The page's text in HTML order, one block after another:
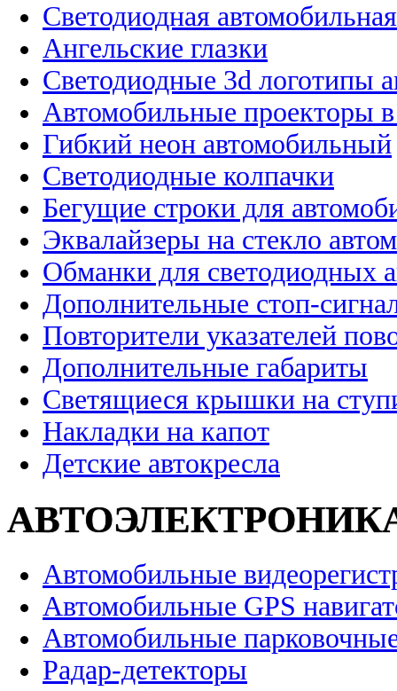
Светодиодная
Ангельские глазки
Светодиодные 3d логотипы
Автомобильные проекторы
Гибкий неон автомобильный
Светодиодные колпачки
Бегущие строки для
Эквалайзеры на стекло
Обманки для светодиодных
Дополнительные стоп-
Повторители указателей
Дополнительные габариты
Светящиеся крышки на
Накладки на капот
Детские автокресла
Автомобильные
Автомобильные GPS
Автомобильные
Радар-детекторы